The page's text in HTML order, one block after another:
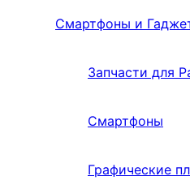
Смартфоны и
Запчасти для
Смартфоны
Графические